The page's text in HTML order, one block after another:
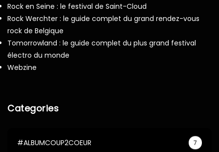
Rock en Seine : le festival de Saint-Cloud
Rock Werchter : le guide complet du grand rendez-vous
rock de Belgique
Tomorrowland : le guide complet du plus grand festival
électro du monde
Webzine
Categories
#ALBUMCOUP2COEUR 7